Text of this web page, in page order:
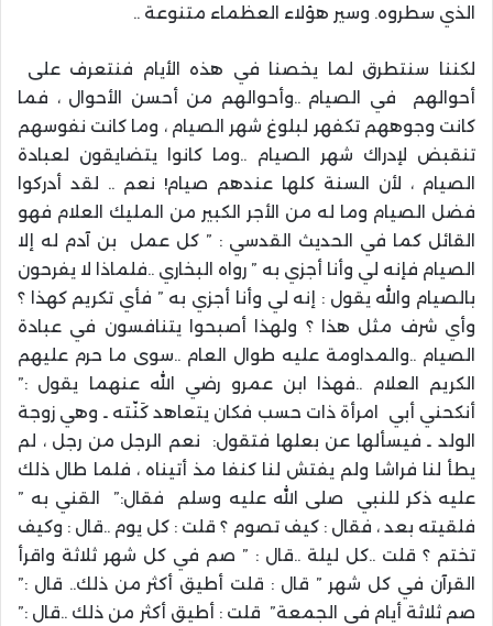
الذي سطروه. وسير هؤلاء العظماء متنوعة ..
لكننا سنتطرق لما يخصنا في هذه الأيام فنتعرف على
أحوالهم في الصيام ..وأحوالهم من أحسن الأحوال ، فما
كانت وجوههم تكفهر لبلوغ شهر الصيام ، وما كانت نفوسهم
تنقبض لإدراك شهر الصيام ..وما كانوا يتضايقون لعبادة
الصيام ، لأن السنة كلها عندهم صيام! نعم .. لقد أدركوا
فضل الصيام وما له من الأجر الكبير من المليك العلام فهو
القائل كما في الحديث القدسي : ” كل عمل بن آدم له إلا
الصيام فإنه لي وأنا أجزي به ” رواه البخاري ..فلماذا لا يفرحون
بالصيام والله يقول : إنه لي وأنا أجزي به ” فأي تكريم كهذا ؟
وأي شرف مثل هذا ؟ ولهذا أصبحوا يتنافسون في عبادة
الصيام ..والمداومة عليه طوال العام ..سوى ما حرم عليهم
الكريم العلام ..فهذا ابن عمرو رضي الله عنهما يقول :”
أنكحني أبي امرأة ذات حسب فكان يتعاهد كَنّته ـ وهي زوجة
الولد ـ فيسألها عن بعلها فتقول: نعم الرجل من رجل ، لم
يطأ لنا فراشا ولم يفتش لنا كنفا مذ أتيناه ، فلما طال ذلك
عليه ذكر للنبي صلى الله عليه وسلم فقال:” القني به ”
فلقيته بعد ، فقال : كيف تصوم ؟ قلت : كل يوم ..قال : وكيف
تختم ؟ قلت ..كل ليلة ..قال : ” صم في كل شهر ثلاثة واقرأ
القرآن في كل شهر ” قال : قلت أطيق أكثر من ذلك.. قال :”
صم ثلاثة أيام في الجمعة” قلت : أطيق أكثر من ذلك ..قال :”